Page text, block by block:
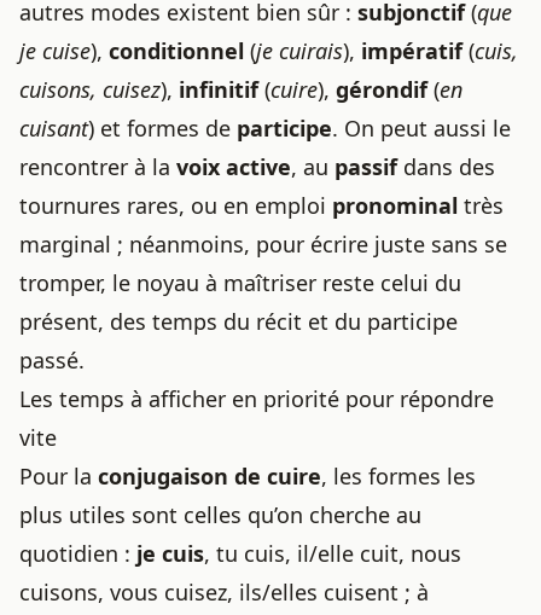
autres modes existent bien sûr : subjonctif(que
je cuise), conditionnel (je cuirais), impératif(cuis,
cuisons, cuisez), infinitif(cuire), gérondif(en
cuisant) et formes de participe. On peut aussi le
rencontrer à la voix active, au passifdans des
tournures rares, ou en emploi pronominal très
marginal ; néanmoins, pour écrire juste sans se
tromper, le noyau à maîtriser reste celui du
présent, des temps du récit et du participe
passé.
Les temps à afficher en priorité pour répondre
vite
Pour la conjugaison de cuire, les formes les
plus utiles sont celles qu’on cherche au
quotidien : je cuis, tu cuis, il/elle cuit, nous
cuisons, vous cuisez, ils/elles cuisent ; à